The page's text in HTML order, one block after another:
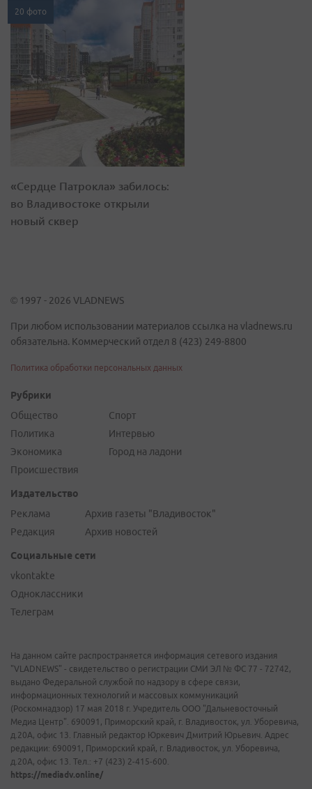
20 фото
«Сердце Патрокла» забилось:
во Владивостоке открыли
новый сквер
© 1997 - 2026 VLADNEWS
При любом использовании материалов ссылка на vladnews.ru
обязательна. Коммерческий отдел 8 (423) 249-8800
Политика обработки персональных данных
Рубрики
Общество
Политика
Экономика
Происшествия
Спорт
Интервью
Город на ладони
Издательство
Реклама
Редакция
Архив газеты "Владивосток"
Архив новостей
Социальные сети
vkontakte
Одноклассники
Телеграм
На данном сайте распространяется информация сетевого издания
"VLADNEWS" - свидетельство о регистрации СМИ ЭЛ № ФС 77 - 72742,
выдано Федеральной службой по надзору в сфере связи,
информационных технологий и массовых коммуникаций
(Роскомнадзор) 17 мая 2018 г. Учредитель ООО "Дальневосточный
Медиа Центр". 690091, Приморский край, г. Владивосток, ул. Уборевича,
д.20А, офис 13. Главный редактор Юркевич Дмитрий Юрьевич. Адрес
редакции: 690091, Приморский край, г. Владивосток, ул. Уборевича,
д.20А, офис 13. Тел.: +7 (423) 2-415-600.
https://mediadv.online/